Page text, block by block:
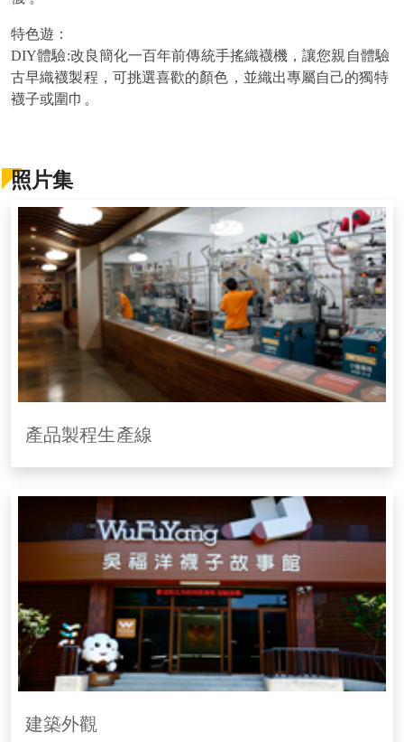
特色遊：
DIY體驗:改良簡化一百年前傳統手搖織襪機，讓您親自體驗
古早織襪製程，可挑選喜歡的顏色，並織出專屬自己的獨特
襪子或圍巾。
照片集
產品製程生產線
建築外觀